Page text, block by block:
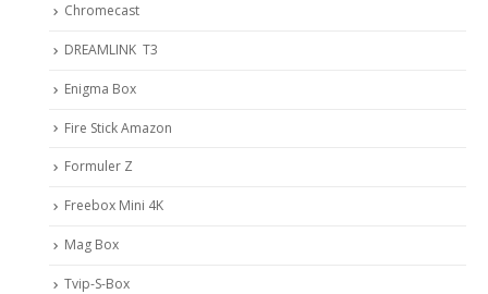
Chromecast
DREAMLINK T3
Enigma Box
Fire Stick Amazon
Formuler Z
Freebox Mini 4K
Mag Box
Tvip-S-Box